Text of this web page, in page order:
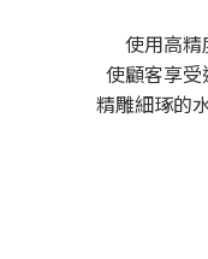
使用高精
使顧客享受
精雕細琢的